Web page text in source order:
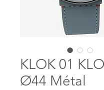
KLOK 01
Ø44 Métal